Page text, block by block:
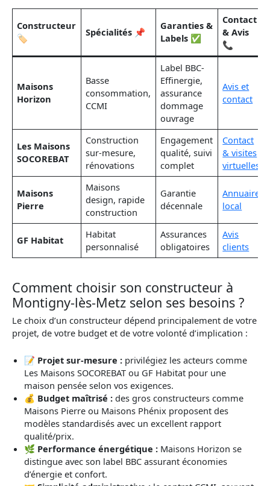
Constructeur
🏷️
Spécialités 📌
Garanties &
Labels ✅
Contact
& Avis
📞
Maisons
Horizon
Basse
consommation,
CCMI
Label BBC-
Effinergie,
assurance
dommage
ouvrage
Avis et
contact
Les Maisons
SOCOREBAT
Construction
sur-mesure,
rénovations
Engagement
qualité, suivi
complet
Contact
& visites
virtuelles
Maisons
Pierre
Maisons
design, rapide
construction
Garantie
décennale
Annuaire
local
GF Habitat
Habitat
personnalisé
Assurances
obligatoires
Avis
clients
Comment choisir son constructeur à
Montigny-lès-Metz selon ses besoins ?
Le choix d’un constructeur dépend principalement de votre
projet, de votre budget et de votre volonté d’implication :
📝 Projet sur-mesure : privilégiez les acteurs comme
Les Maisons SOCOREBAT ou GF Habitat pour une
maison pensée selon vos exigences.
💰 Budget maîtrisé : des gros constructeurs comme
Maisons Pierre ou Maisons Phénix proposent des
modèles standardisés avec un excellent rapport
qualité/prix.
🌿 Performance énergétique : Maisons Horizon se
distingue avec son label BBC assurant économies
d’énergie et confort.